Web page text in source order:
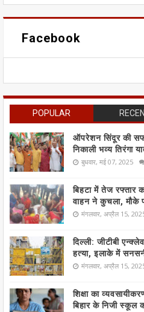
Facebook
POPULAR
ऑपरेशन सिंदूर की
निकाली भव्य तिरंगा
बुधवार, मई 07, 2025
बिहटा में तेज रफ्तार
वाहन ने कुचला, मौके
मंगलवार, अप्रैल 15,
दिल्ली: जीटीबी
हत्या, इलाके में
मंगलवार, अप्रैल 15,
शिक्षा का
बिहार के निजी स्कूल